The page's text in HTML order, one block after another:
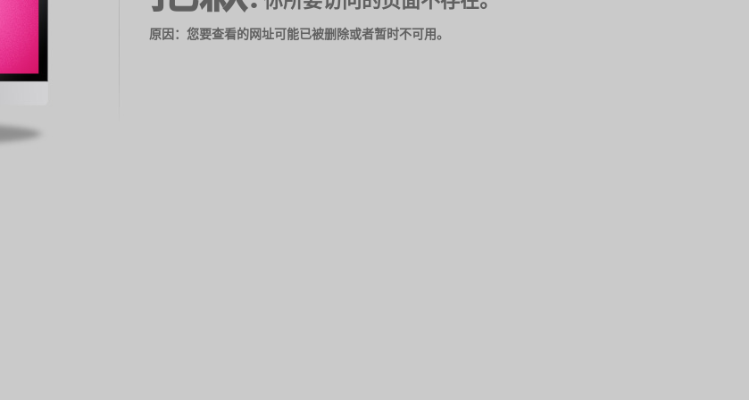
原因：您要查看的网址可能已被删除或者暂时不可用。